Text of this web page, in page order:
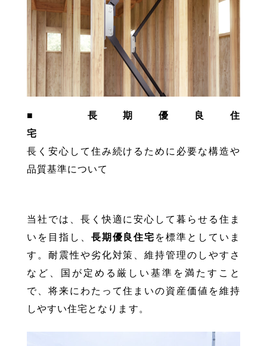
■ 長期優良住
宅
長く安心して住み続けるために必要な構造や
品質基準について
当社では、長く快適に安心して暮らせる住ま
いを目指し、 長期優良住宅 を標準としていま
す。耐震性や劣化対策、維持管理のしやすさ
など、国が定める厳しい基準を満たすこと
で、将来にわたって住まいの資産価値を維持
しやすい住宅となります。